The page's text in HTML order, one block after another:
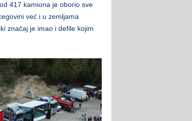
417 kamiona je oborio sve
već i u zemljama
značaj je imao i defile kojim